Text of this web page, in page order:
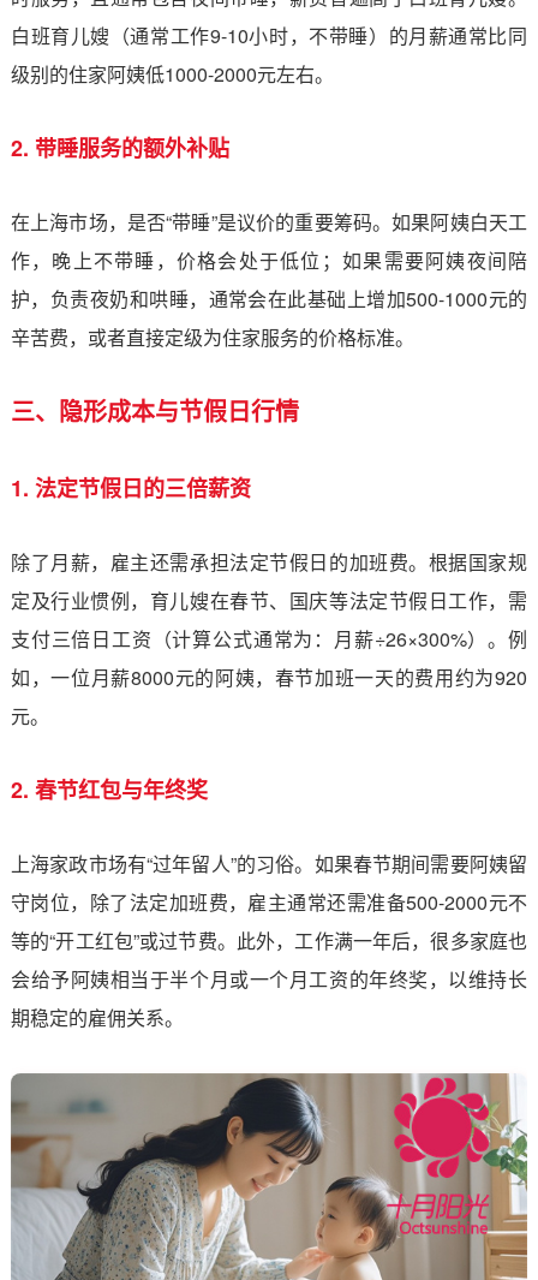
白班育儿嫂（通常工作9-10小时，不带睡）的月薪通常比同
级别的住家阿姨低1000-2000元左右。
2. 带睡服务的额外补贴
在上海市场，是否“带睡”是议价的重要筹码。如果阿姨白天工
作，晚上不带睡，价格会处于低位；如果需要阿姨夜间陪
护，负责夜奶和哄睡，通常会在此基础上增加500-1000元的
辛苦费，或者直接定级为住家服务的价格标准。
三、隐形成本与节假日行情
1. 法定节假日的三倍薪资
除了月薪，雇主还需承担法定节假日的加班费。根据国家规
定及行业惯例，育儿嫂在春节、国庆等法定节假日工作，需
支付三倍日工资（计算公式通常为：月薪÷26×300%）。例
如，一位月薪8000元的阿姨，春节加班一天的费用约为920
元。
2. 春节红包与年终奖
上海家政市场有“过年留人”的习俗。如果春节期间需要阿姨留
守岗位，除了法定加班费，雇主通常还需准备500-2000元不
等的“开工红包”或过节费。此外，工作满一年后，很多家庭也
会给予阿姨相当于半个月或一个月工资的年终奖，以维持长
期稳定的雇佣关系。